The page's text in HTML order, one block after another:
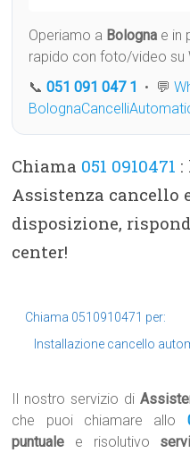
Operiamo a Bologna e in
rapido con foto/video su
📞051 091 047 1 • 💬
Chiama 051 0910471
Assistenza cancello
disposizione,
center!
Chiama 0510910471 per:
Installazione cancello
Il nostro servizio di
che puoi chiamare allo
puntuale e risolutivo